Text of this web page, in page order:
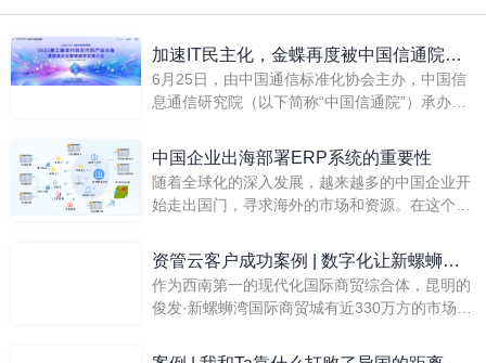
加速IT民主化，金蝶再度被中国信通院评
为“引领者”
6月25日，由中国通信标准化协会主办，中国信
息通信研究院（以下简称“中国信通院”）承办
业智能组装发展大会”在北京成功举办。
中国企业出海部署ERP系统的重要性
随着全球化的深入发展，越来越多的中国企业开
始走出国门，寻求海外的市场和资源。在这个过
企业成功出海的关键因素之一。本文将详细探讨
中国企业出海部署ERP系统的重要性。
资管云客户成功案例 | 数字化让新螺蛳湾
国际商贸城运营更简单
作为西南第一的现代化国际商贸综合体，昆明的
俊发·新螺蛳湾国际商贸城有近330万方的市场体
种商品，日均客流量约20万人，辐射面遍及云